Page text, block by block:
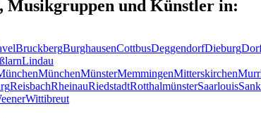
Musikgruppen und Künstler in:
BruckbergBurghausenCottbusDeggendorfDieburg
Lindau
MünchenMünsterMemmingenMitterskirchen
ReisbachRheinauRiedstadtRotthalmünsterSaarlouis
Wittibreut